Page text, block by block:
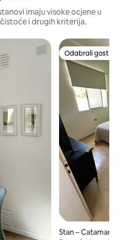
imaju visoke ocjene u
i drugih kriterija.
Odabrali gosti
Odabrali gosti
Stan – Catamarca